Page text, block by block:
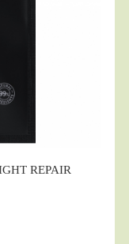
REPAIR